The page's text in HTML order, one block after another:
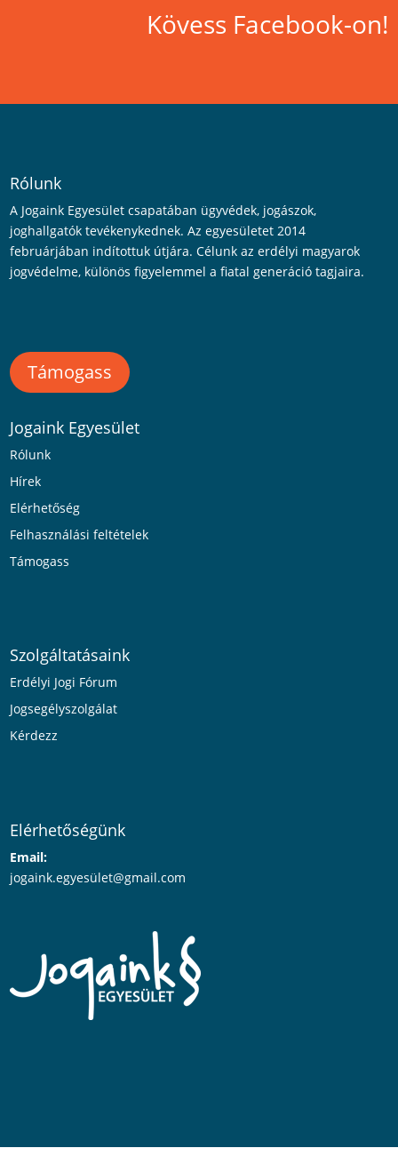
Kövess Facebook-on!
Rólunk
A Jogaink Egyesület csapatában ügyvédek, jogászok,
joghallgatók tevékenykednek. Az egyesületet 2014
februárjában indítottuk útjára. Célunk az erdélyi magyarok
jogvédelme, különös figyelemmel a fiatal generáció tagjaira.
Támogass
Jogaink Egyesület
Rólunk
Hírek
Elérhetőség
Felhasználási feltételek
Támogass
Szolgáltatásaink
Erdélyi Jogi Fórum
Jogsegélyszolgálat
Kérdezz
Elérhetőségünk
Email:
jogaink.egyesület@gmail.com